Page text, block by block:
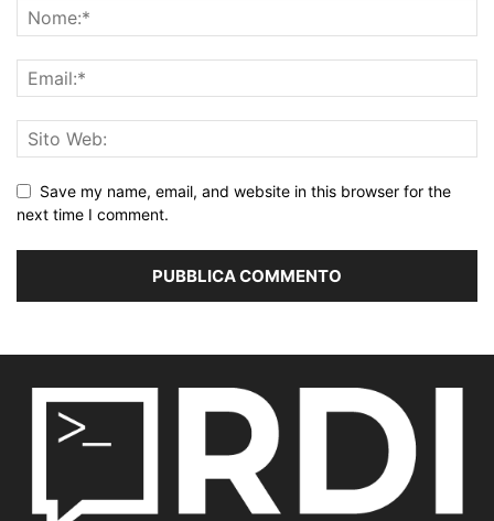
Save my name, email, and website in this browser for the
next time I comment.